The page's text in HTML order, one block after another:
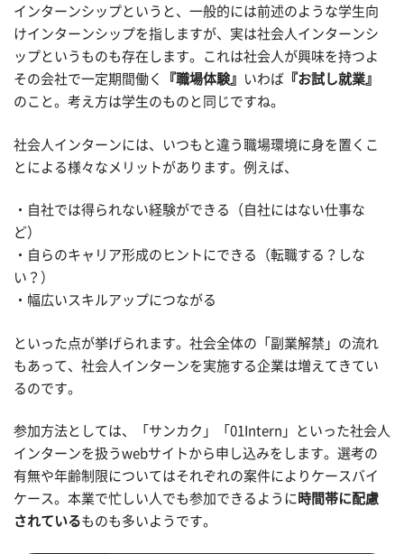
インターンシップというと、一般的には前述のような学生向
けインターンシップを指しますが、実は社会人インターンシ
ップというものも存在します。これは社会人が興味を持つよ
その会社で一定期間働く
『職場体験』 いわば 『お試し就業』
のこと。考え方は学生のものと同じですね。
社会人インターンには、いつもと違う職場環境に身を置くこ
とによる様々なメリットがあります。例えば、
・自社では得られない経験ができる（自社にはない仕事な
ど）
・自らのキャリア形成のヒントにできる（転職する？しな
い？）
・幅広いスキルアップにつながる
といった点が挙げられます。社会全体の「副業解禁」の流れ
もあって、社会人インターンを実施する企業は増えてきてい
るのです。
参加方法としては、「サンカク」「01Intern」といった社会人
インターンを扱うwebサイトから申し込みをします。選考の
有無や年齢制限についてはそれぞれの案件によりケースバイ
ケース。本業で忙しい人でも参加できるように 時間帯に配慮
されているものも多いようです。